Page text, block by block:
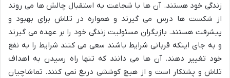
زندگی خود هستند. آن ها با شجاعت به استقبال چالش ها می روند
از شکست ها درس می گیرند و همواره در تلاش برای بهبود و
پیشرفت هستند. بازیگران مسئولیت زندگی خود را بر عهده می گیرند
و به جای اینکه قربانی شرایط باشند سعی می کنند شرایط را به نفع
خود تغییر دهند. آن ها می دانند که تنها راه رسیدن به اهداف
تلاش و پشتکار است و از هیچ کوششی دریغ نمی کنند. تماشاچیان